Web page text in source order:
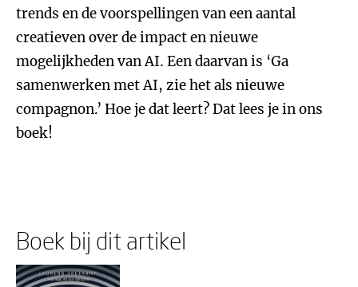
trends en de voorspellingen van een aantal
creatieven over de impact en nieuwe
mogelijkheden van AI. Een daarvan is ‘Ga
samenwerken met AI, zie het als nieuwe
compagnon.’ Hoe je dat leert? Dat lees je in ons
boek!
Boek bij dit artikel